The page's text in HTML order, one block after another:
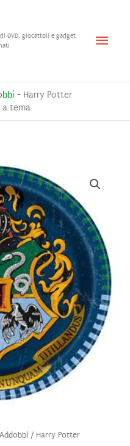
DVD, giocattoli e gadget
Menu
- Harry Potter
tema
/ Harry Potter